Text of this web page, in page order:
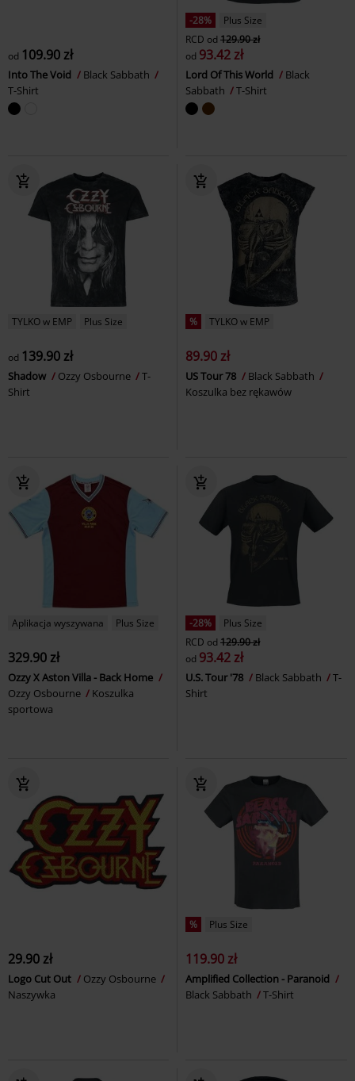
od 109.90 zł
Into The Void
Black Sabbath
T-Shirt
-28%
Plus Size
RCD od 129.90 zł
od 93.42 zł
Lord Of This World
Black
Sabbath
T-Shirt
TYLKO w EMP Plus Size
od 139.90 zł
Shadow Ozzy Osbourne
T-
Shirt
% TYLKO w EMP
89.90 zł
US Tour 78
Black Sabbath
Koszulka bez rękawów
Aplikacja wyszywana Plus Size
329.90 zł
Ozzy X Aston Villa - Back Home
Ozzy Osbourne
Koszulka
sportowa
-28%
Plus Size
RCD od 129.90 zł
od 93.42 zł
U.S. Tour '78 Black Sabbath
T-
Shirt
29.90 zł
Logo Cut Out
Ozzy Osbourne
Naszywka
% Plus Size
119.90 zł
Amplified Collection - Paranoid
Black Sabbath
T-Shirt